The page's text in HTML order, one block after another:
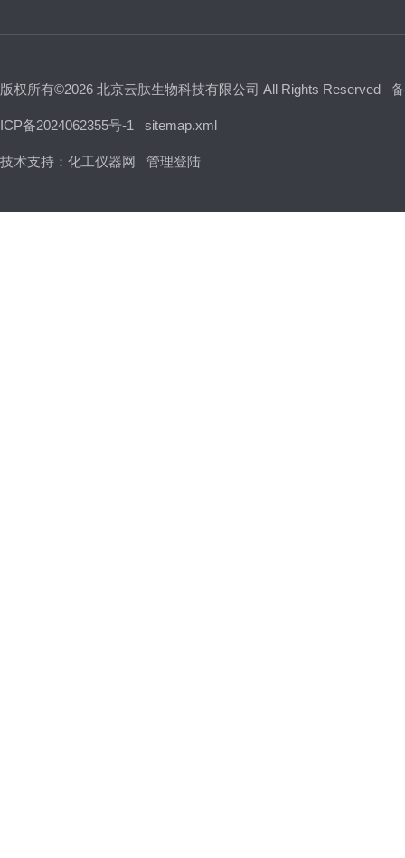
版权所有©2026 北京云肽生物科技有限公司 All Rights Reserved
ICP备2024062355号-1 sitemap.xml
技术支持： 化工仪器网 管理登陆